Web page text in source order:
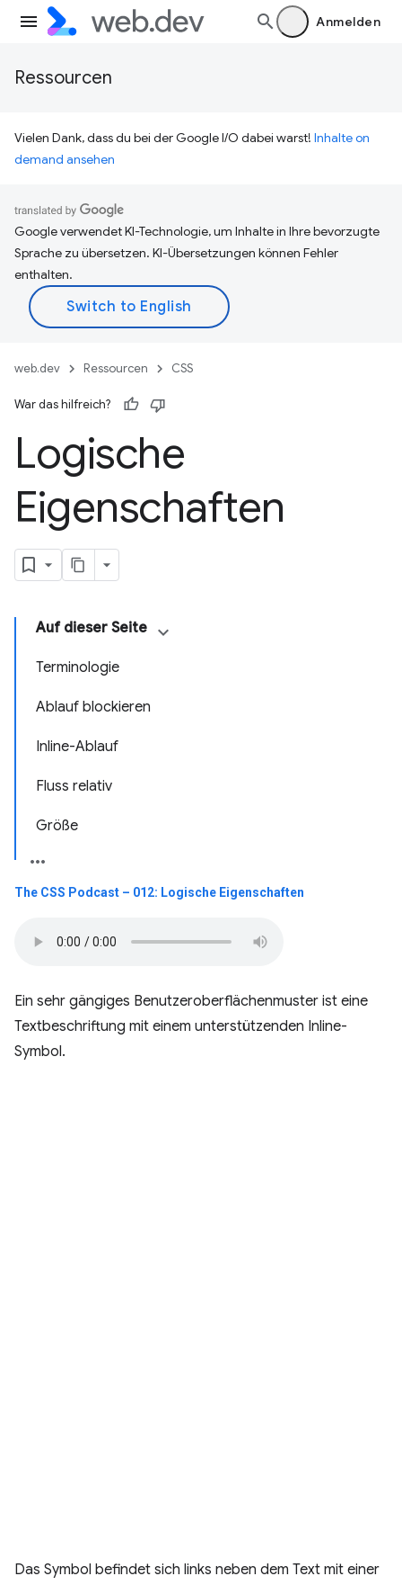
Anmelden
Ressourcen
Vielen Dank, dass du bei der Google I/O dabei warst! Inhalte on
demand ansehen
Google verwendet KI-Technologie, um Inhalte in Ihre bevorzugte
Sprache zu übersetzen. KI-Übersetzungen können Fehler
enthalten.
web.dev Ressourcen CSS
War das hilfreich?
Logische
Eigenschaften
Auf dieser Seite
Terminologie
Ablauf blockieren
Inline-Ablauf
Fluss relativ
Größe
The CSS Podcast – 012: Logische Eigenschaften
Ein sehr gängiges Benutzeroberflächenmuster ist eine
Textbeschriftung mit einem unterstützenden Inline-
Symbol.
Das Symbol befindet sich links neben dem Text mit einer